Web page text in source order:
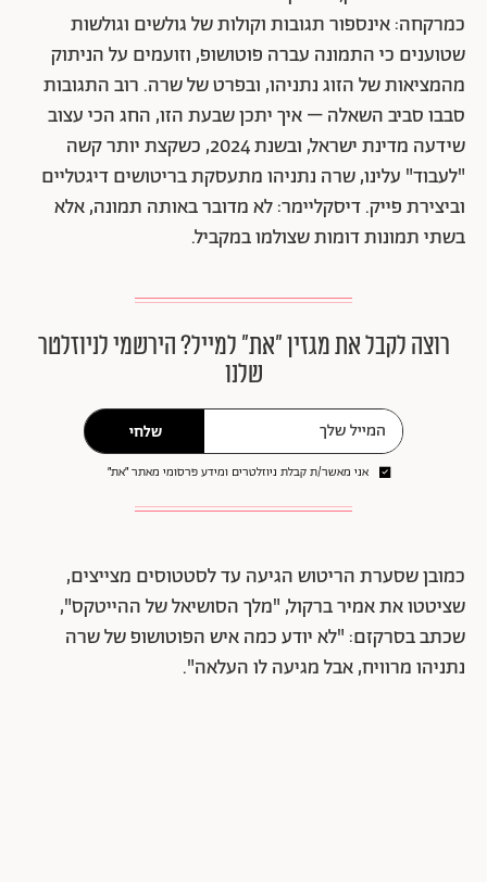
כמרקחה: אינספור תגובות וקולות של גולשים וגולשות
שטוענים כי התמונה עברה פוטושופ, וזועמים על הניתוק
מהמציאות של הזוג נתניהו, ובפרט של שרה. רוב התגובות
סבבו סביב השאלה – איך יתכן שבעת הזו, החג הכי עצוב
שידעה מדינת ישראל, ובשנת 2024, כשקצת יותר קשה
"לעבוד" עלינו, שרה נתניהו מתעסקת בריטושים דיגטליים
וביצירת פייק. דיסקליימר: לא מדובר באותה תמונה, אלא
בשתי תמונות דומות שצולמו במקביל.
רוצה לקבל את מגזין ״את״ למייל? הירשמי לניוזלטר
שלנו
שלחי
אני מאשר/ת קבלת ניוזלטרים ומידע פרסומי מאתר ״את״
כמובן שסערת הריטוש הגיעה עד לסטטוסים מצייצים,
שציטטו את אמיר ברקול, "מלך הסושיאל של ההייטקס",
שכתב בסרקזם: "לא יודע כמה איש הפוטושופ של שרה
נתניהו מרוויח, אבל מגיעה לו העלאה".